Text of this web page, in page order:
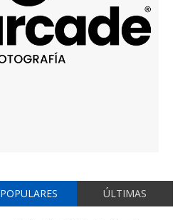
POPULARES ÚLTIMAS